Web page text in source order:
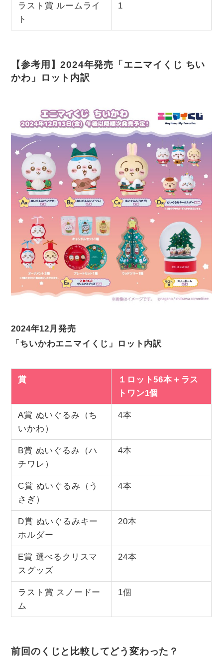
ラスト賞 ルームライ
ト
1
【参考用】2024年発売「エニマイくじ ちい
かわ」ロット内訳
2024年12月発売
「ちいかわエニマイくじ」ロット内訳
賞
１ロット56本＋ラス
トワン1個
A賞 ぬいぐるみ（ち
いかわ）
4本
B賞 ぬいぐるみ（ハ
チワレ）
4本
C賞 ぬいぐるみ（う
さぎ）
4本
D賞 ぬいぐるみキー
ホルダー
20本
E賞 選べるクリスマ
スグッズ
24本
ラスト賞 スノードー
ム
1個
前回のくじと比較してどう変わった？